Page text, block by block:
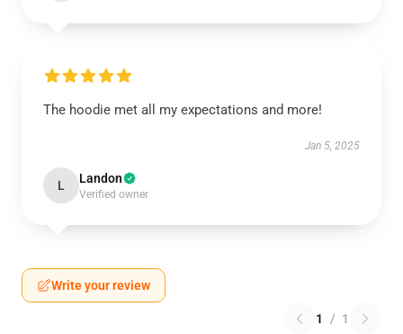
The hoodie met all my expectations and more!
Jan 5, 2025
L Landon
Verified owner
Write your review
1 / 1